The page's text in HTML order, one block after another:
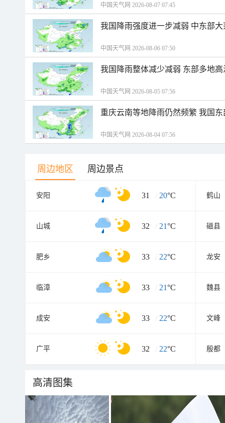
中国天气网 2026-08-07 07:45
我国降雨强度进一步减弱 中东部
中国天气网 2026-08-06 07:50
我国降雨整体减少减弱 东部多地
中国天气网 2026-08-05 07:56
重庆云南等地降雨仍然频繁 我国
中国天气网 2026-08-04 07:56
周边地区 周边景点
安阳 31 / 20°C 鹤山
山城 32 / 21°C 磁县
肥乡 33 / 22°C 龙安
临漳 33 / 21°C 魏县
成安 33 / 22°C 文峰
广平 32 / 22°C 殷都
高清图集